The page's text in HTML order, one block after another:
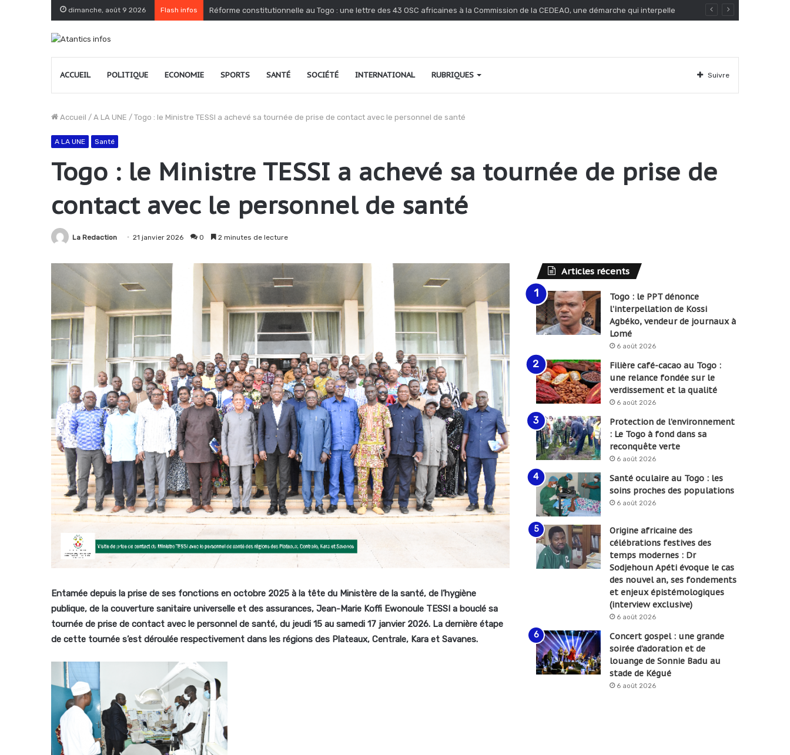
dimanche, août 9 2026 Flash infos Réforme constitutionnelle au Togo : une lettre des 43 OSC africaines à la Commission de la CEDEAO, une démarche qui interpelle
ACCUEIL POLITIQUE ECONOMIE SPORTS SANTÉ SOCIÉTÉ INTERNATIONAL RUBRIQUES Suivre
Accueil / A LA UNE / Togo : le Ministre TESSI a achevé sa tournée de prise de contact avec le personnel de santé
A LA UNE Santé
Togo : le Ministre TESSI a achevé sa tournée de prise de
contact avec le personnel de santé
La Redaction 21 janvier 2026 0 2 minutes de lecture
Entamée depuis la prise de ses fonctions en octobre 2025 à la tête du Ministère de la santé, de l’hygiène
publique, de la couverture sanitaire universelle et des assurances, Jean-Marie Koffi Ewonoule TESSI a bouclé sa
tournée de prise de contact avec le personnel de santé, du jeudi 15 au samedi 17 janvier 2026. La dernière étape
de cette tournée s’est déroulée respectivement dans les régions des Plateaux, Centrale, Kara et Savanes.
Articles récents
Togo : le PPT dénonce
l’interpellation de Kossi
Agbéko, vendeur de journaux à
Lomé
6 août 2026
Filière café-cacao au Togo :
une relance fondée sur le
verdissement et la qualité
6 août 2026
Protection de l’environnement
: Le Togo à fond dans sa
reconquête verte
6 août 2026
Santé oculaire au Togo : les
soins proches des populations
6 août 2026
Origine africaine des
célébrations festives des
temps modernes : Dr
Sodjehoun Apéti évoque le cas
des nouvel an, ses fondements
et enjeux épistémologiques
(interview exclusive)
6 août 2026
Concert gospel : une grande
soirée d’adoration et de
louange de Sonnie Badu au
stade de Kégué
6 août 2026